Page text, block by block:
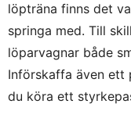
löpträna finns det
springa med. Till
löparvagnar både
Införskaffa även ett
du köra ett